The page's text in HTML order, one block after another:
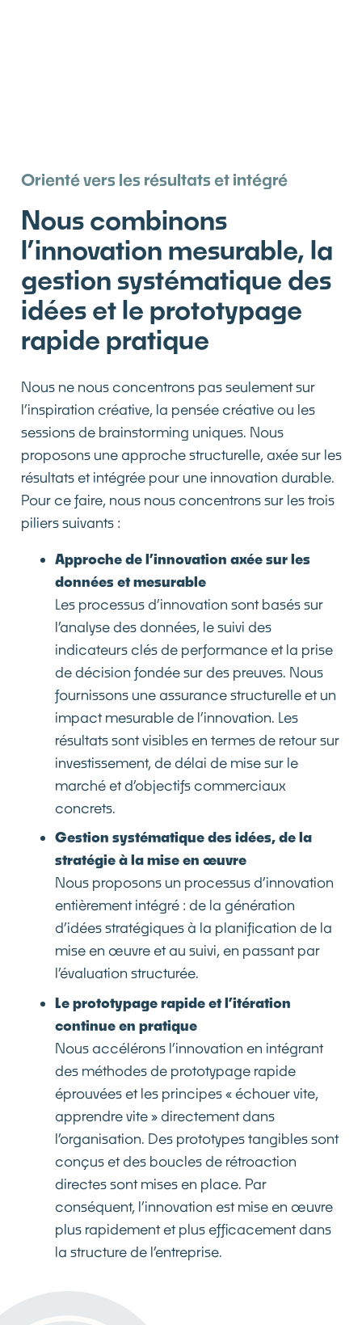
Orienté vers les résultats et intégré
Nous combinons
l’innovation mesurable, la
gestion systématique des
idées et le prototypage
rapide pratique
Nous ne nous concentrons pas seulement sur
l’inspiration créative, la pensée créative ou les
sessions de brainstorming uniques. Nous
proposons une approche structurelle, axée sur les
résultats et intégrée pour une innovation durable.
Pour ce faire, nous nous concentrons sur les trois
piliers suivants :
Approche de l’innovation axée sur les
données et mesurable
Les processus d’innovation sont basés sur
l’analyse des données, le suivi des
indicateurs clés de performance et la prise
de décision fondée sur des preuves. Nous
fournissons une assurance structurelle et un
impact mesurable de l’innovation. Les
résultats sont visibles en termes de retour sur
investissement, de délai de mise sur le
marché et d’objectifs commerciaux
concrets.
Gestion systématique des idées, de la
stratégie à la mise en œuvre
Nous proposons un processus d’innovation
entièrement intégré : de la génération
d’idées stratégiques à la planification de la
mise en œuvre et au suivi, en passant par
l’évaluation structurée.
Le prototypage rapide et l’itération
continue en pratique
Nous accélérons l’innovation en intégrant
des méthodes de prototypage rapide
éprouvées et les principes « échouer vite,
apprendre vite » directement dans
l’organisation. Des prototypes tangibles sont
conçus et des boucles de rétroaction
directes sont mises en place. Par
conséquent, l’innovation est mise en œuvre
plus rapidement et plus efficacement dans
la structure de l’entreprise.